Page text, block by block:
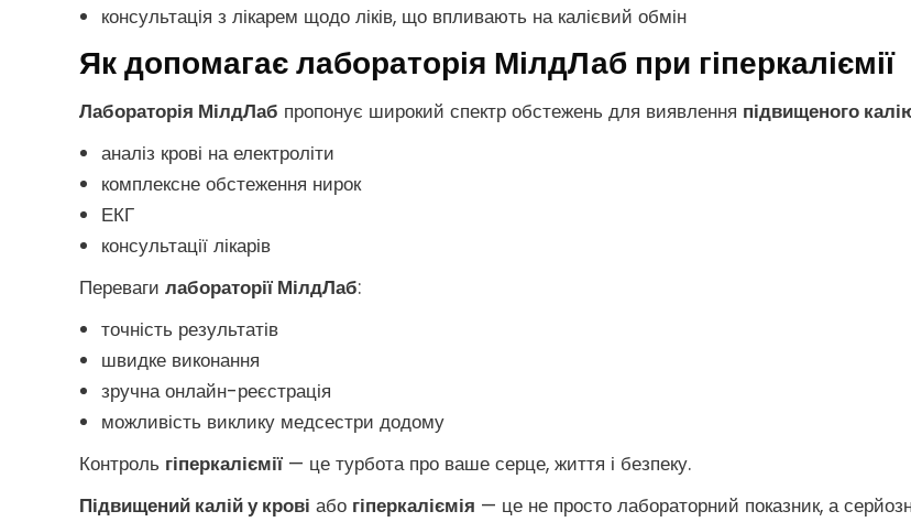
консультація з лікарем щодо ліків, що впливають на калієвий обмін
Як допомагає лабораторія МілдЛаб при гіперкаліємії
Лабораторія МілдЛаб пропонує широкий спектр обстежень для виявлення підвищеного
аналіз крові на електроліти
комплексне обстеження нирок
ЕКГ
консультації лікарів
Переваги лабораторії МілдЛаб:
точність результатів
швидке виконання
зручна онлайн-реєстрація
можливість виклику медсестри додому
Контроль гіперкаліємії — це турбота про ваше серце, життя і безпеку.
Підвищений калій у крові або гіперкаліємія — це не просто лабораторний показник, а